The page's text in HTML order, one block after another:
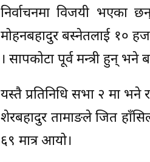
निर्वाचनमा विजयी
मोहनबहादुर बस्नेतलाई १०
। सापकोटा पूर्व मन्त्री हुन्
यस्तै प्रतिनिधि सभा २ मा भने
शेरबहादुर तामाङले जित
६९ मात्र आयो।